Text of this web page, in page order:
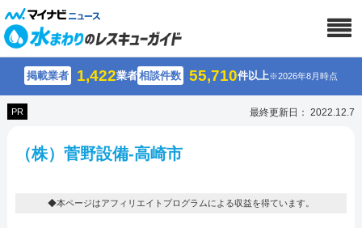
掲載業者 1,422業者相談件数 55,710件以上※2026年8月時点
PR 最終更新日： 2022.12.7
（株）菅野設備-高崎市
◆本ページはアフィリエイトプログラムによる収益を得ています。